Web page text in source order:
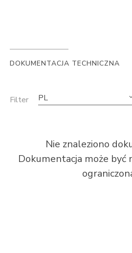
DOKUMENTACJA TECHNICZNA
Filter PL
Nie znaleziono
Dokumentacja może być